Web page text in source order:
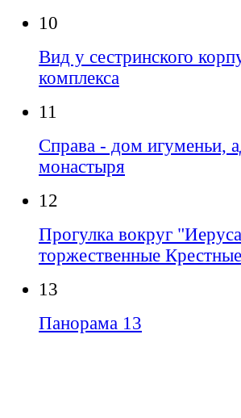
10
Вид у сестринского
комплекса
11
Справа - дом игуменьи,
монастыря
12
Прогулка вокруг
торжественные
13
Панорама 13